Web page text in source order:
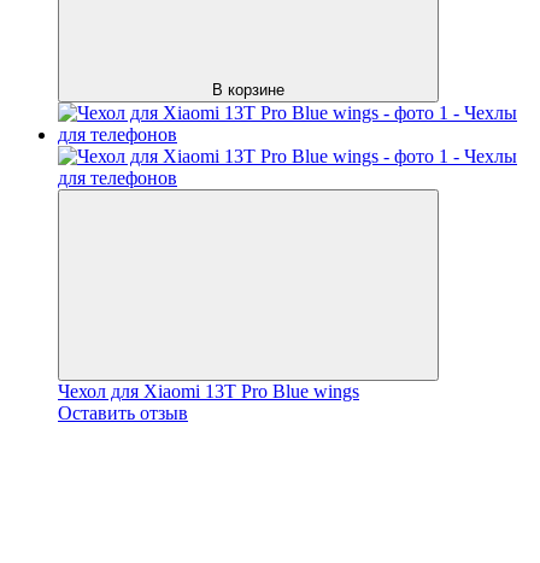
В корзине
Чехол для Xiaomi 13T Pro Blue wings
Оставить отзыв